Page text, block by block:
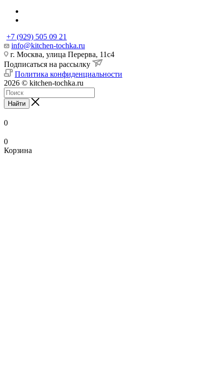
+7 (929) 505 09 21
info@kitchen-tochka.ru
г. Москва, улица Перерва, 11с4
Подписаться на рассылку
Политика конфиденциальности
2026 © kitchen-tochka.ru
Найти
0
0
Корзина